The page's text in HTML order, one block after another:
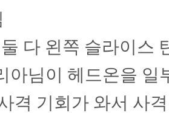
다 왼쪽 슬라이스
아님이 헤드온을
격 기회가 와서 사